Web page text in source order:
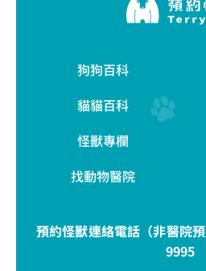
狗狗百科
貓貓百科
怪獸專欄
找動物醫院
預約怪獸連絡電話（非醫院
9995